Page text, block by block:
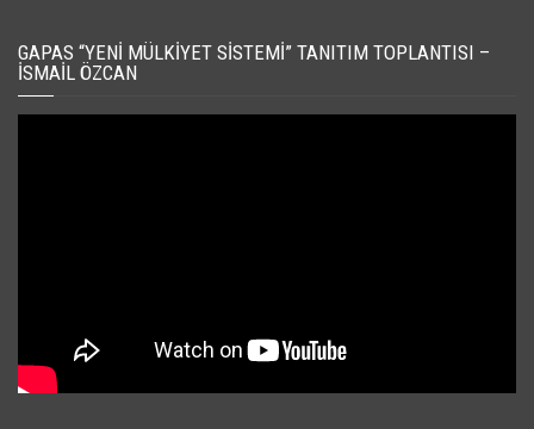
GAPAS “YENI MÜLKIYET SISTEMI” TANITIM TOPLANTISI –
İSMAIL ÖZCAN